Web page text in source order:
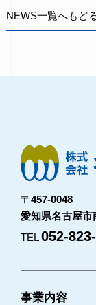
NEWS一覧へもど
〒457-0048
愛知県名古屋市
TEL052-
事業内容